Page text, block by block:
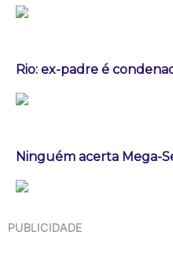
Rio: ex-padre é
Ninguém acerta Mega-
PUBLICIDADE